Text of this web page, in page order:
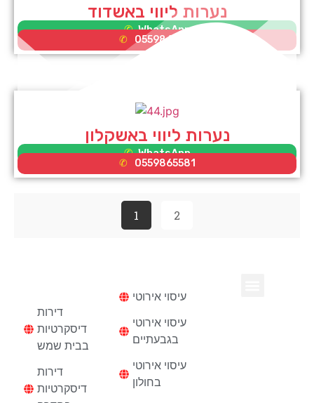
נערות ליווי באשדוד
WhatsApp
0559865581
נערות ליווי באשקלון
WhatsApp
0559865581
1 2
דירות
דיסקרטיות
בבית שמש
דירות
דיסקרטיות
עיסוי אירוטי
עיסוי אירוטי
בגבעתיים
עיסוי אירוטי
בחולון